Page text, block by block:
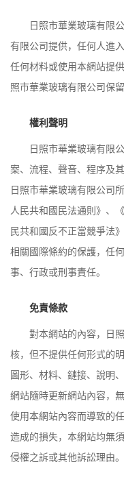
日照市華業玻璃有限
有限公司提供，任何人進
任何材料或使用本網站提
照市華業玻璃有限公司保
權利聲明
日照市華業玻璃有限
案、流程、聲音、程序及
日照市華業玻璃有限公司
人民共和國民法通則》、
民共和國反不正當競爭法
相關國際條約的保護，任
事、行政或刑事責任。
免責條款
對本網站的內容，日
核，但不提供任何形式的
圖形、材料、鏈接、說明
網站隨時更新網站內容，
使用本網站內容而導致的
造成的損失，本網站均無
侵權之訴或其他訴訟理由。